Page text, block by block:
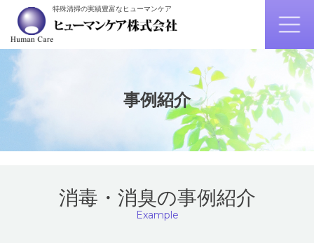
特殊清掃の実績豊富なヒューマンケア
事例紹介
消毒・消臭の事例紹介
Example